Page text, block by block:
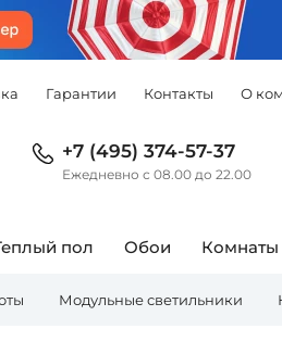
Гарантии Контакты О
+7 (495) 374-57-37
Ежедневно с 08.00 до 22.00
пол Обои Комнаты
Модульные светильники